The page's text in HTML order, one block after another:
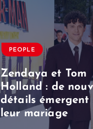
PEOPLE
Zendaya et Tom
Holland : de
détails émergent
leur mariage